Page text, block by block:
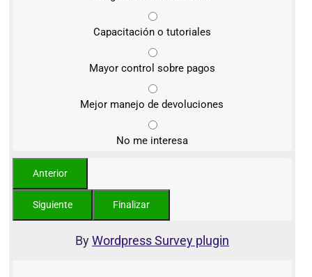
Capacitación o tutoriales
Mayor control sobre pagos
Mejor manejo de devoluciones
No me interesa
ByWordpress Survey plugin